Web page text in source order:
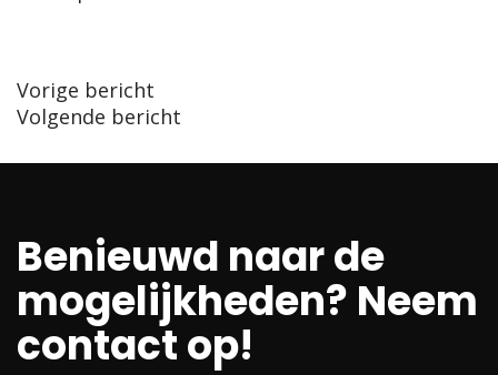
Post
navigation
Vorige bericht
Volgende bericht
Benieuwd naar de
mogelijkheden? Neem
contact op!